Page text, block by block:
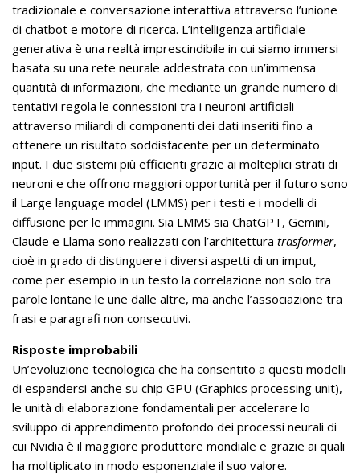
tradizionale e conversazione interattiva attraverso l’unione
di chatbot e motore di ricerca. L’intelligenza artificiale
generativa è una realtà imprescindibile in cui siamo immersi
basata su una rete neurale addestrata con un’immensa
quantità di informazioni, che mediante un grande numero di
tentativi regola le connessioni tra i neuroni artificiali
attraverso miliardi di componenti dei dati inseriti fino a
ottenere un risultato soddisfacente per un determinato
input. I due sistemi più efficienti grazie ai molteplici strati di
neuroni e che offrono maggiori opportunità per il futuro sono
il Large language model (LMMS) per i testi e i modelli di
diffusione per le immagini. Sia LMMS sia ChatGPT, Gemini,
Claude e Llama sono realizzati con l’architettura trasformer,
cioè in grado di distinguere i diversi aspetti di un imput,
come per esempio in un testo la correlazione non solo tra
parole lontane le une dalle altre, ma anche l’associazione tra
frasi e paragrafi non consecutivi.
Risposte improbabili
Un’evoluzione tecnologica che ha consentito a questi modelli
di espandersi anche su chip GPU (Graphics processing unit),
le unità di elaborazione fondamentali per accelerare lo
sviluppo di apprendimento profondo dei processi neurali di
cui Nvidia è il maggiore produttore mondiale e grazie ai quali
ha moltiplicato in modo esponenziale il suo valore.